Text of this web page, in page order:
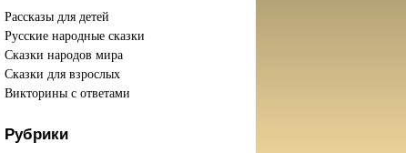
Рассказы для детей
Русские народные сказки
Сказки народов мира
Сказки для взрослых
Викторины с ответами
Рубрики